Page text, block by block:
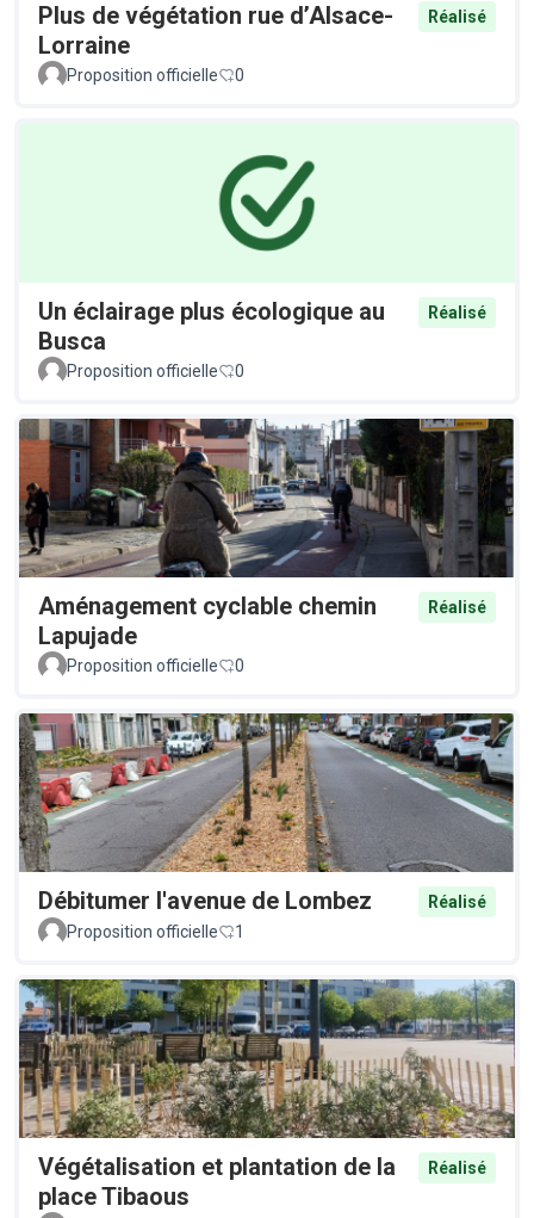
Plus de végétation rue d’Alsace-
Lorraine
Réalisé
Proposition officielle 0
Un éclairage plus écologique au
Busca
Réalisé
Proposition officielle 0
Aménagement cyclable chemin
Lapujade
Réalisé
Proposition officielle 0
Débitumer l'avenue de Lombez
Réalisé
Proposition officielle
1
Végétalisation et plantation de la
place Tibaous
Réalisé